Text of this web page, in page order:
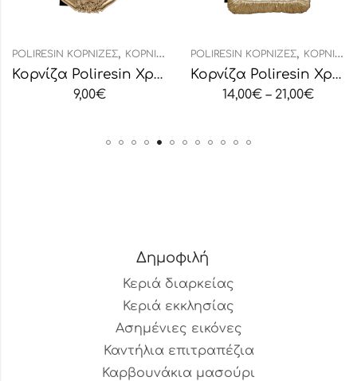
POLIRESIN ΚΟΡΝΊΖΕΣ, ΚΟΡΝΊΖΕΣ
Κορνίζα Poliresin Χρυσή Οβάλ
9,00€
POLIRESIN ΚΟΡΝΊΖΕΣ, ΚΟΡΝΊΖΕΣ
Κορνίζα Poliresin Χρυσή
14,00€ – 21,00€
Δημοφιλή
Κεριά διαρκείας
Κεριά εκκλησίας
Ασημένιες εικόνες
Καντήλια επιτραπέζια
Καρβουνάκια μασούρι